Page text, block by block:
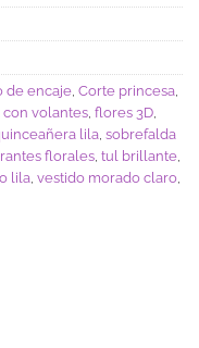
de encaje, Corte princesa,
con volantes, flores 3D,
lila, sobrefalda
florales, tul brillante,
lila, vestido morado claro,